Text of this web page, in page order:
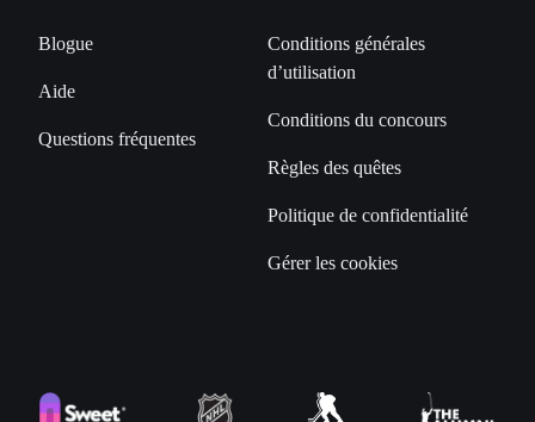
Blogue
Aide
Questions fréquentes
Conditions générales
d’utilisation
Conditions du concours
Règles des quêtes
Politique de confidentialité
Gérer les cookies